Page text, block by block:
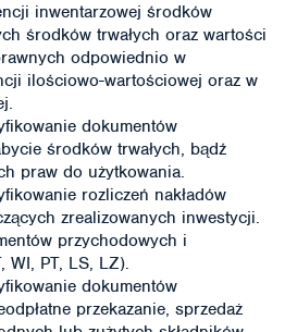
inwentarzowej środków
środków trwałych oraz wartości
odpowiednio w
ilościowo-wartościowej oraz w
dokumentów
środków trwałych, bądź
praw do użytkowania.
rozliczeń nakładów
zrealizowanych inwestycji.
przychodowych i
WI, PT, LS, LZ).
dokumentów
przekazanie, sprzedaż